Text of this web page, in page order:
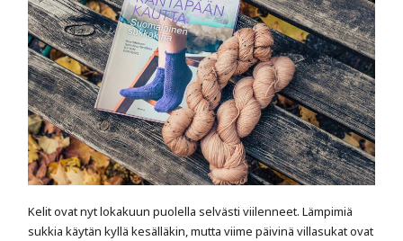
Kelit ovat nyt lokakuun puolella selvästi viilenneet. Lämpimiä
sukkia käytän kyllä kesälläkin, mutta viime päivinä villasukat ovat